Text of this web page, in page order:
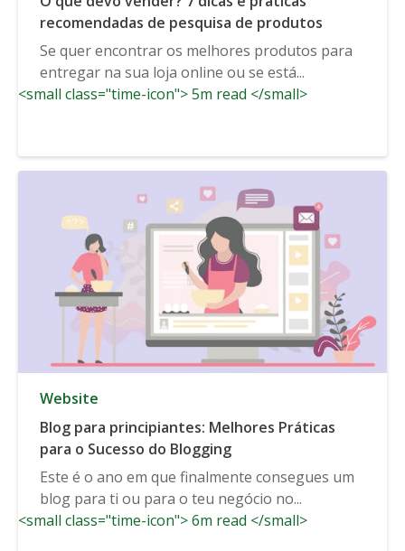
recomendadas de pesquisa de produtos
Se quer encontrar os melhores produtos para
entregar na sua loja online ou se está...
<small class="time-icon"> 5m read </small>
Website
Blog para principiantes: Melhores Práticas
para o Sucesso do Blogging
Este é o ano em que finalmente consegues um
blog para ti ou para o teu negócio no...
<small class="time-icon"> 6m read </small>